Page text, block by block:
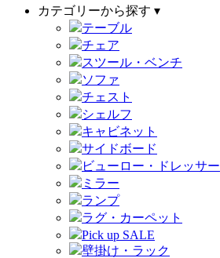
カテゴリーから探す ▾
テーブル
チェア
スツール・ベンチ
ソファ
チェスト
シェルフ
キャビネット
サイドボード
ビューロー・ドレッサー
ミラー
ランプ
ラグ・カーペット
Pick up SALE
壁掛け・ラック